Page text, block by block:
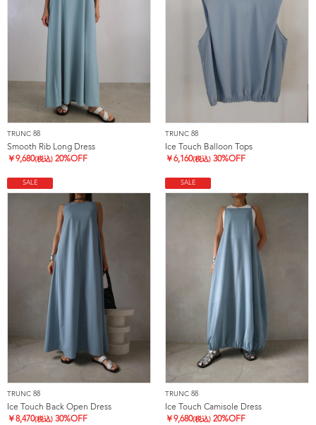
TRUNC 88
Smooth Rib Long Dress
￥9,680(税込) 20%OFF
TRUNC 88
Ice Touch Balloon Tops
￥6,160(税込) 30%OFF
SALE
TRUNC 88
Ice Touch Back Open Dress
￥8,470(税込) 30%OFF
SALE
TRUNC 88
Ice Touch Camisole Dress
￥9,680(税込) 20%OFF